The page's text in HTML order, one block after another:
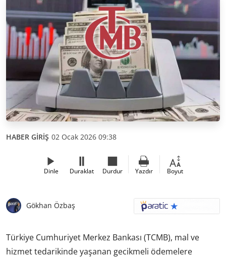
HABER GİRİŞ 02 Ocak 2026 09:38
Dinle Duraklat Durdur Yazdır Boyut
Gökhan Özbaş
Türkiye Cumhuriyet Merkez Bankası (TCMB), mal ve
hizmet tedarikinde yaşanan gecikmeli ödemelere